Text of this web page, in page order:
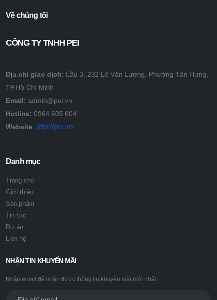
Về chúng tôi
CÔNG TY TNHH PEI
Địa chỉ giao dịch: Lầu 3, 232 Lê Văn Lương, Phường Tân Hưng,
TP.Hồ Chí Minh
Email: admin@pei.vn
Hotline: 0964 605 604
Website: http://pei.vn/
Danh mục
Trang chủ
Giới thiệu
Sản phẩm
Tin tức
Dự án
Liên hệ
NHẬN TIN KHUYẾN MÃI
Nhập email để nhận được thông tin khuyến mãi mới nhất: